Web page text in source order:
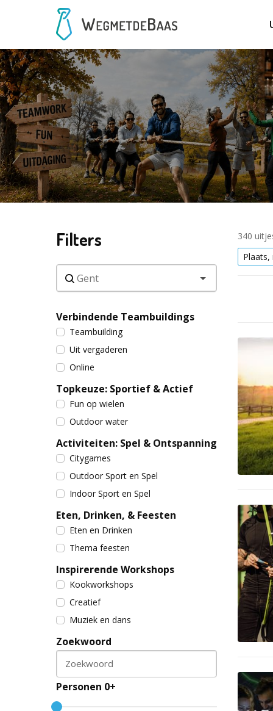
Filters
Verbindende Teambuildings
Teambuilding
Uit vergaderen
Online
Topkeuze: Sportief & Actief
Fun op wielen
Outdoor water
Activiteiten: Spel & Ontspanning
Citygames
Outdoor Sport en Spel
Indoor Sport en Spel
Eten, Drinken, & Feesten
Eten en Drinken
Thema feesten
Inspirerende Workshops
Kookworkshops
Creatief
Muziek en dans
Zoekwoord
Zoekwoord
Personen 0+
340